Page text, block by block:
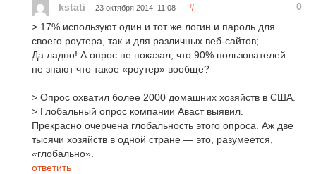
kstati 23 октября 2014, 11:08 #
0
> 17% используют один и тот же логин и пароль для
своего роутера, так и для различных веб-сайтов;
Да ладно! А опрос не показал, что 90% пользователей
не знают что такое «роутер» вообще?
> Опрос охватил более 2000 домашних хозяйств в США.
> Глобальный опрос компании Аваст выявил.
Прекрасно очерчена глобальность этого опроса. Аж две
тысячи хозяйств в одной стране — это, разумеется,
«глобально».
ответить